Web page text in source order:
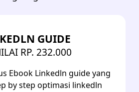
GUIDE
RP. 232.000
Ebook Linkedln guide yang
by step optimasi linkedln